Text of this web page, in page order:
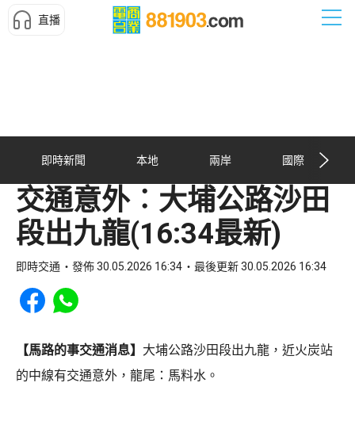
直播
即時新聞 本地 兩岸 國際
交通意外︰大埔公路沙田
段出九龍(16:34最新)
即時交通 發佈 30.05.2026 16:34 最後更新 30.05.2026 16:34
Share to Facebook
Share to WhatsApp
【馬路的事交通消息】 大埔公路沙田段出九龍，近火炭站
的中線有交通意外，龍尾：馬料水。